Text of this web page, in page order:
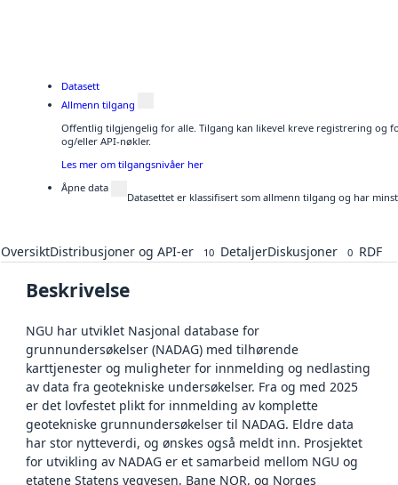
Datasett
Allmenn tilgang
Offentlig tilgjengelig for alle. Tilgang kan likevel kreve registrering og
og/eller API-nøkler.
Les mer om tilgangsnivåer her
Åpne data
Datasettet er klassifisert som allmenn tilgang og har
OversiktDistribusjoner og API-er 10 DetaljerDiskusjoner 0 RDF
Beskrivelse
NGU har utviklet Nasjonal database for
grunnundersøkelser (NADAG) med tilhørende
karttjenester og muligheter for innmelding og nedlasting
av data fra geotekniske undersøkelser. Fra og med 2025
er det lovfestet plikt for innmelding av komplette
geotekniske grunnundersøkelser til NADAG. Eldre data
har stor nytteverdi, og ønskes også meldt inn. Prosjektet
for utvikling av NADAG er et samarbeid mellom NGU og
etatene Statens vegvesen, Bane NOR, og Norges